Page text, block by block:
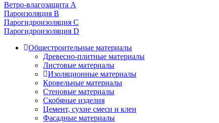
Ветро-влагозащита A
Пароизоляция B
Парогидроизоляция C
Парогидроизоляция D
Общестроительные материалы
Древесно-плитные материалы
Листовые материалы
Изоляционные материалы
Кровельные материалы
Стеновые материалы
Скобяные изделия
Цемент, сухие смеси и клеи
Фасадные материалы